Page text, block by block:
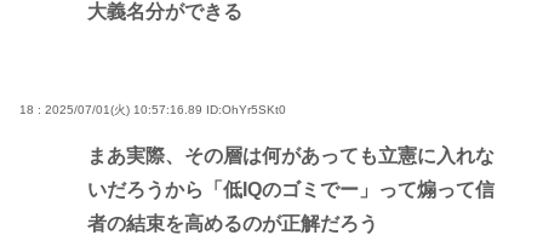
大義名分ができる
18 : 2025/07/01(火) 10:57:16.89 ID:OhYr5SKt0
まあ実際、その層は何があっても立憲に入れな
いだろうから「低IQのゴミでー」って煽って信
者の結束を高めるのが正解だろう